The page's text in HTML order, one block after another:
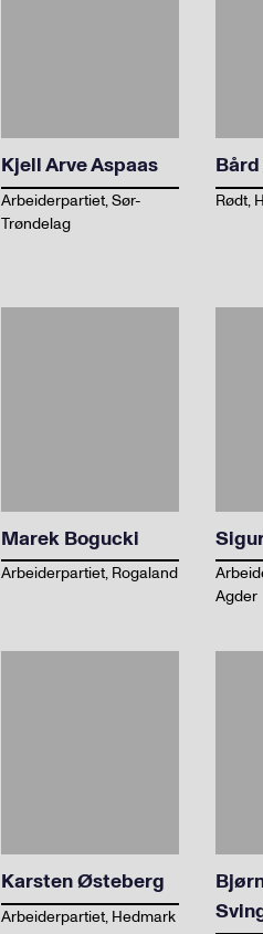
Kjell Arve Aspaas
Arbeiderpartiet, Sør-
Trøndelag
Rødt,
Marek Bogucki
Arbeiderpartiet, Rogaland
Agder
Karsten Østeberg
Arbeiderpartiet, Hedmark